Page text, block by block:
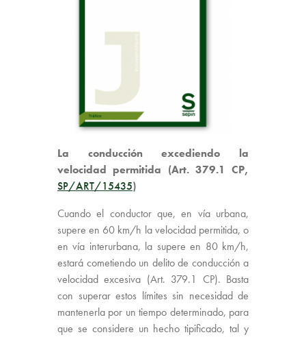
La conducción excediendo la
velocidad permitida (Art. 379.1 CP,
SP/ART/15435)
Cuando el conductor que, en vía urbana,
supere en 60 km/h la velocidad permitida, o
en vía interurbana, la supere en 80 km/h,
estará cometiendo un delito de conducción a
velocidad excesiva (Art. 379.1 CP). Basta
con superar estos límites sin necesidad de
mantenerla por un tiempo determinado, para
que se considere un hecho tipificado, tal y